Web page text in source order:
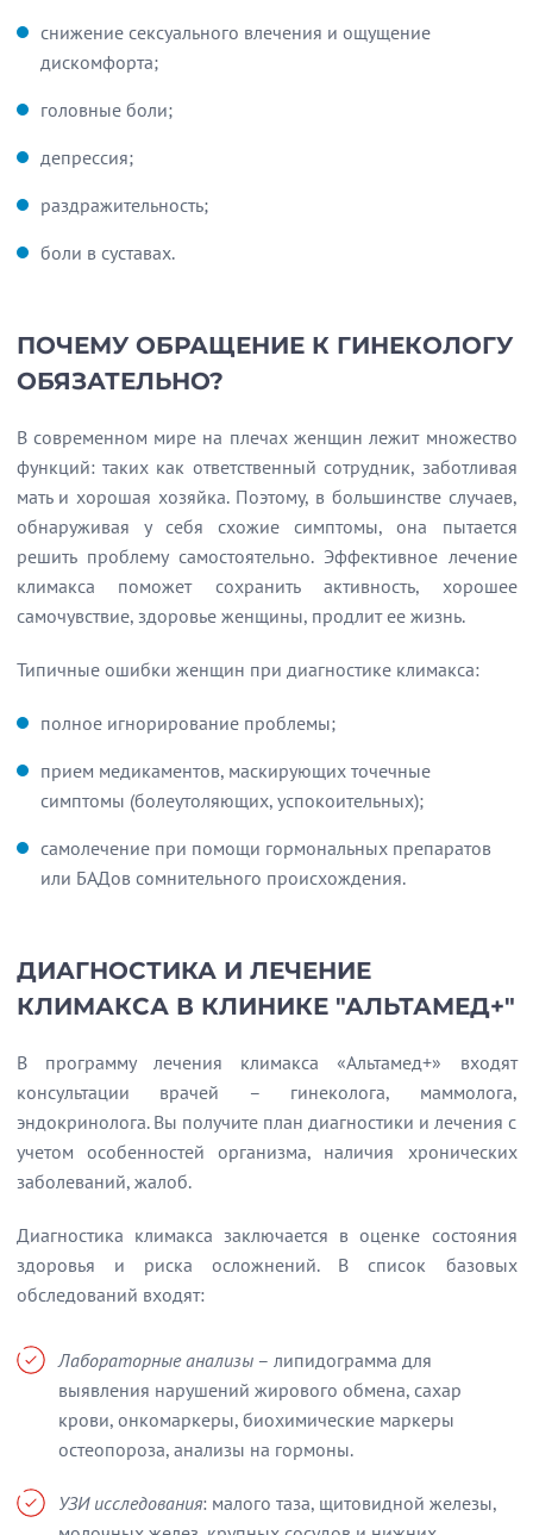
снижение сексуального влечения и ощущение
дискомфорта;
головные боли;
депрессия;
раздражительность;
боли в суставах.
ПОЧЕМУ ОБРАЩЕНИЕ К ГИНЕКОЛОГУ
ОБЯЗАТЕЛЬНО?
В современном мире на плечах женщин лежит множество
функций: таких как ответственный сотрудник, заботливая
мать и хорошая хозяйка. Поэтому, в большинстве случаев,
обнаруживая у себя схожие симптомы, она пытается
решить проблему самостоятельно. Эффективное лечение
климакса поможет сохранить активность, хорошее
самочувствие, здоровье женщины, продлит ее жизнь.
Типичные ошибки женщин при диагностике климакса:
полное игнорирование проблемы;
прием медикаментов, маскирующих точечные
симптомы (болеутоляющих, успокоительных);
самолечение при помощи гормональных препаратов
или БАДов сомнительного происхождения.
ДИАГНОСТИКА И ЛЕЧЕНИЕ
КЛИМАКСА В КЛИНИКЕ "АЛЬТАМЕД+"
В программу лечения климакса «Альтамед+» входят
консультации врачей – гинеколога, маммолога,
эндокринолога. Вы получите план диагностики и лечения с
учетом особенностей организма, наличия хронических
заболеваний, жалоб.
Диагностика климакса заключается в оценке состояния
здоровья и риска осложнений. В список базовых
обследований входят:
Лабораторные анализы– липидограмма для
выявления нарушений жирового обмена, сахар
крови, онкомаркеры, биохимические маркеры
остеопороза, анализы на гормоны.
УЗИ исследования: малого таза, щитовидной железы,